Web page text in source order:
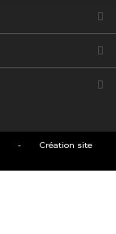
-
Création site